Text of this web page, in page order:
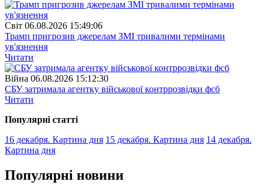
Свiт 06.08.2026 15:49:06
Трамп пригрозив джерелам ЗМІ тривалими термінами
ув'язнення
Читати
Війна 06.08.2026 15:12:30
СБУ затримала агентку військової контррозвідки фсб
Читати
Популярнi статтi
16 декабря. Картина дня 15 декабря. Картина дня 14 декабря.
Картина дня
Популярнi новини